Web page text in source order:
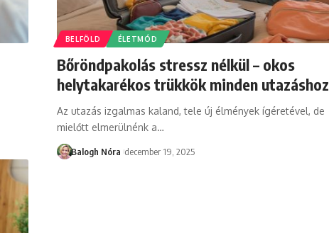
BELFÖLD ÉLETMÓD
Bőröndpakolás stressz nélkül – okos
helytakarékos trükkök minden utazáshoz
Az utazás izgalmas kaland, tele új élmények ígéretével, de
mielőtt elmerülnénk a…
Balogh Nóra december 19, 2025